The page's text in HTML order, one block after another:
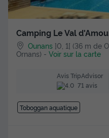
Camping Le Val
Ounans ]0, 1[ (36 m de
Ornans) - Voir sur la carte
Avis TripAdvisor
71 avis
Toboggan aquatique